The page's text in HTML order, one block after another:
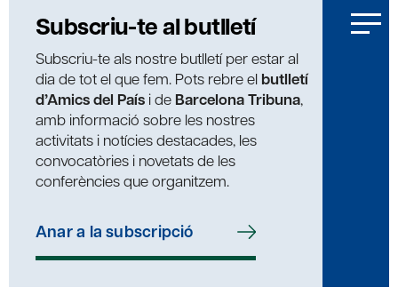
Subscriu-te al butlletí
Subscriu-te als nostre butlletí per estar al
dia de tot el que fem. Pots rebre el butlletí
d’Amics del País i de Barcelona Tribuna,
amb informació sobre les nostres
activitats i notícies destacades, les
convocatòries i novetats de les
conferències que organitzem.
Anar a la subscripció